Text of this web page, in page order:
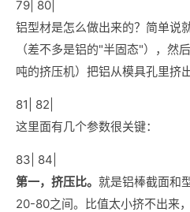
79| 80|
铝型材是怎么做出来的？简单
（差不多是铝的"半固态"），
吨的挤压机）把铝从模具孔里挤
81| 82|
这里面有几个参数很关键：
83| 84|
第一，挤压比。 就是铝棒截面和
20-80之间。比值太小挤不出来